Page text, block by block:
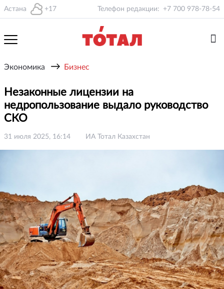
Астана +17 Телефон редакции: +7 700 978-78-54
Экономика → Бизнес
Незаконные лицензии на
недропользование выдало руководство
СКО
31 июля 2025, 16:14 ИА Тотал Казахстан